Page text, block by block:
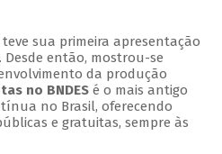
teve sua primeira apresentação
Desde então, mostrou-se
da produção
no BNDESé o mais antigo
no Brasil, oferecendo
e gratuitas, sempre às